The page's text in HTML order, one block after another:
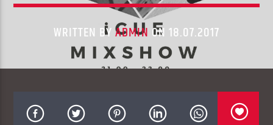
WRITTEN BYADMIN ON 18.07.2017